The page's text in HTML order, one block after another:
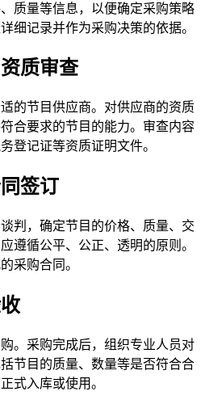
质量等信息，以便确定采购策略
细记录并作为采购决策的依据。
质审查
的节目供应商。对供应商的资质
合要求的节目的能力。审查内容
登记证等资质证明文件。
签订
判，确定节目的价格、质量、交
遵循公平、公正、透明的原则。
采购合同。
。采购完成后，组织专业人员对
节目的质量、数量等是否符合合
式入库或使用。